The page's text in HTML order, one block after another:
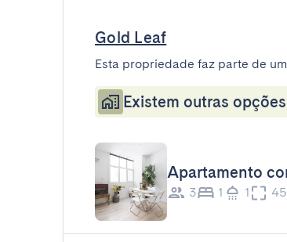
Gold Leaf
Esta propriedade faz parte de
Existem outras
Apartamento
3 1 1